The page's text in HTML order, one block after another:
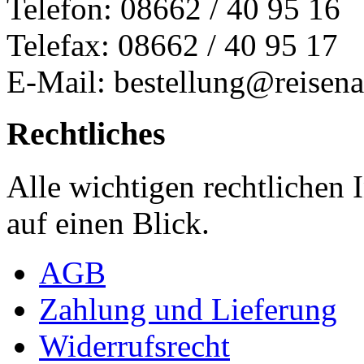
Telefon: 08662 / 40 95 16
Telefax: 08662 / 40 95 17
E-Mail:
Rechtliches
Alle wichtigen rechtlichen
auf einen Blick.
AGB
Zahlung und Lieferung
Widerrufsrecht